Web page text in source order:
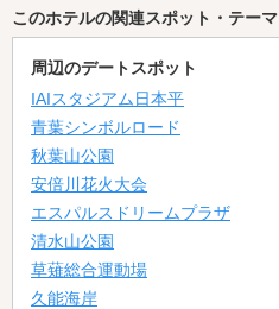
このホテルの関連スポット・テーマ
周辺のデートスポット
IAIスタジアム日本平
青葉シンボルロード
秋葉山公園
安倍川花火大会
エスパルスドリームプラザ
清水山公園
草薙総合運動場
久能海岸